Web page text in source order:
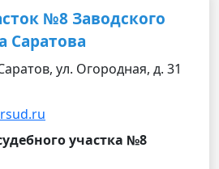
№8 Заводского
Саратова
ул. Огородная, д. 31
участка №8